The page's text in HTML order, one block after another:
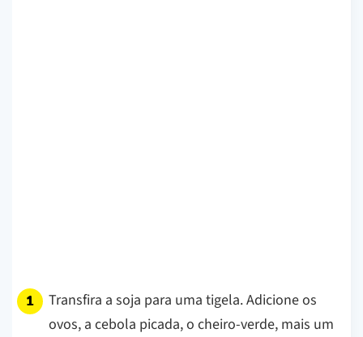
Transfira a soja para uma tigela. Adicione os
ovos, a cebola picada, o cheiro-verde, mais um